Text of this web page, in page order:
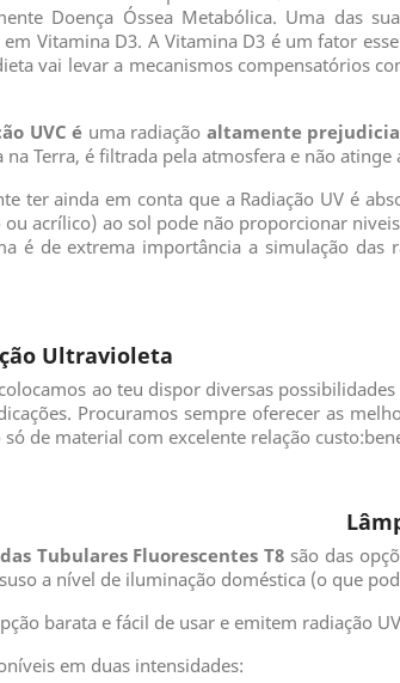
Doença Óssea Metabólica. Uma das
Vitamina D3. A Vitamina D3 é um fator
vai levar a mecanismos compensatórios
UVC é uma radiação altamente
na Terra, é filtrada pela atmosfera e não
ter ainda em conta que a Radiação UV é
ou acrílico) ao sol pode não proporcionar
é de extrema importância a simulação
Ultravioleta
ao teu dispor diversas
Procuramos sempre oferecer as
só de material com excelente relação
Tubulares Fluorescentes T8 são das
a nível de iluminação doméstica (o que
barata e fácil de usar e emitem radiação
em duas intensidades: